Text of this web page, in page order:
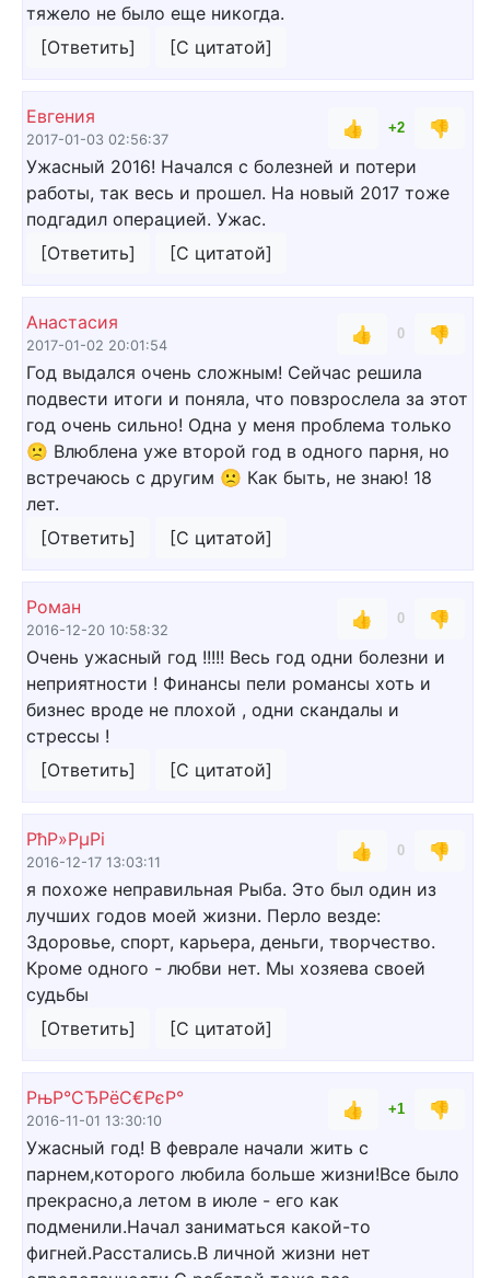
тяжело не было еще никогда.
[Ответить]
[С цитатой]
Евгения
2017-01-03 02:56:37
👍 +2
👎
Ужасный 2016! Начался с болезней и потери
работы, так весь и прошел. На новый 2017 тоже
подгадил операцией. Ужас.
[Ответить]
[С цитатой]
Анастасия
2017-01-02 20:01:54
👍 0
👎
Год выдался очень сложным! Сейчас решила
подвести итоги и поняла, что повзрослела за этот
год очень сильно! Одна у меня проблема только
🙁 Влюблена уже второй год в одного парня, но
встречаюсь с другим 🙁 Как быть, не знаю! 18
лет.
[Ответить]
[С цитатой]
Роман
2016-12-20 10:58:32
👍 0
👎
Очень ужасный год !!!!! Весь год одни болезни и
неприятности ! Финансы пели романсы хоть и
бизнес вроде не плохой , одни скандалы и
стрессы !
[Ответить]
[С цитатой]
РћР»РµРі
2016-12-17 13:03:11
👍 0
👎
я похоже неправильная Рыба. Это был один из
лучших годов моей жизни. Перло везде:
Здоровье, спорт, карьера, деньги, творчество.
Кроме одного - любви нет. Мы хозяева своей
судьбы
[Ответить]
[С цитатой]
РњР°СЂРёС€РєР°
2016-11-01 13:30:10
👍 +1
👎
Ужасный год! В феврале начали жить с
парнем,которого любила больше жизни!Все было
прекрасно,а летом в июле - его как
подменили.Начал заниматься какой-то
фигней.Расстались.В личной жизни нет